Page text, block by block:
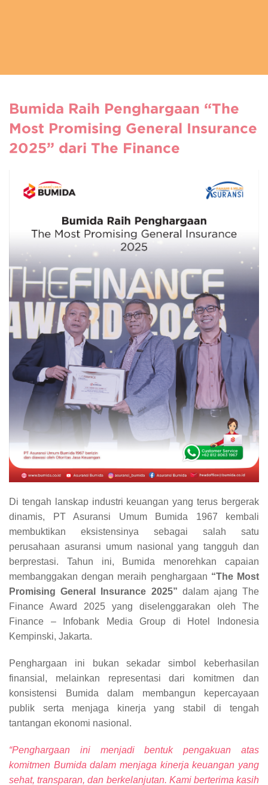
Bumida Raih Penghargaan “The
Most Promising General Insurance
2025” dari The Finance
Di tengah lanskap industri keuangan yang terus bergerak
dinamis, PT Asuransi Umum Bumida 1967 kembali
membuktikan eksistensinya sebagai salah satu
perusahaan asuransi umum nasional yang tangguh dan
berprestasi. Tahun ini, Bumida menorehkan capaian
membanggakan dengan meraih penghargaan “The Most
Promising General Insurance 2025” dalam ajang The
Finance Award 2025 yang diselenggarakan oleh The
Finance – Infobank Media Group di Hotel Indonesia
Kempinski, Jakarta.
Penghargaan ini bukan sekadar simbol keberhasilan
finansial, melainkan representasi dari komitmen dan
konsistensi Bumida dalam membangun kepercayaan
publik serta menjaga kinerja yang stabil di tengah
tantangan ekonomi nasional.
“Penghargaan ini menjadi bentuk pengakuan atas
komitmen Bumida dalam menjaga kinerja keuangan yang
sehat, transparan, dan berkelanjutan. Kami berterima kasih